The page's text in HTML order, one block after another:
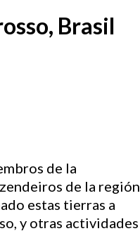
Brasil
de la
de la región
estas tierras a
y otras actividades